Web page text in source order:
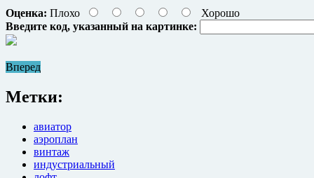
Оценка: Плохо
Хорошо
Введите код, указанный на картинке:
Вперед
Метки:
авиатор
аэроплан
винтаж
индустриальный